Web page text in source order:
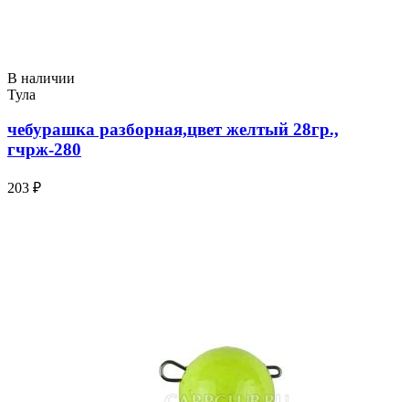
В наличии
Тула
чебурашка разборная,цвет желтый 28гр.,
гчрж-280
203 ₽